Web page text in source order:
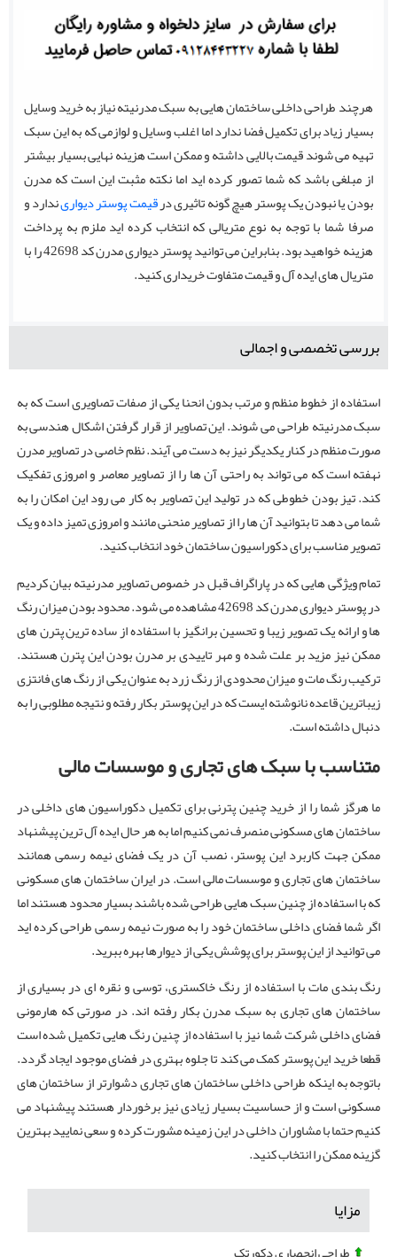
هرچند طراحی داخلی ساختمان هایی به سبک مدرنیته نیاز به خرید وسایل
بسیار زیاد برای تکمیل فضا ندارد اما اغلب وسایل و لوازمی که به این سبک
تهیه می شوند قیمت بالایی داشته و ممکن است هزینه نهایی بسیار بیشتر
از مبلغی باشد که شما تصور کرده اید اما نکته مثبت این است که مدرن
بودن یا نبودن یک پوستر هیچ گونه تاثیری درقیمت پوستر دیواریندارد و
صرفا شما با توجه به نوع متریالی که انتخاب کرده اید ملزم به پرداخت
هزینه خواهید بود. بنابراین می توانید پوستر دیواری مدرن کد 42698 را با
متریال های ایده آل و قیمت متفاوت خریداری کنید.
بررسی تخصصی و اجمالی
استفاده از خطوط منظم و مرتب بدون انحنا یکی از صفات تصاویری است که به
سبک مدرنیته طراحی می شوند. این تصاویر از قرار گرفتن اشکال هندسی به
صورت منظم در کنار یکدیگر نیز به دست می آیند. نظم خاصی در تصاویر مدرن
نهفته است که می تواند به راحتی آن ها را از تصاویر معاصر و امروزی تفکیک
کند. تیز بودن خطوطی که در تولید این تصاویر به کار می رود این امکان را به
شما می دهد تا بتوانید آن ها را از تصاویر منحنی مانند و امروزی تمیز داده و یک
تصویر مناسب برای دکوراسیون ساختمان خود انتخاب کنید.
تمام ویژگی هایی که در پاراگراف قبل در خصوص تصاویر مدرنیته بیان کردیم
در پوستر دیواری مدرن کد 42698 مشاهده می شود. محدود بودن میزان رنگ
ها و ارائه یک تصویر زیبا و تحسین برانگیز با استفاده از ساده ترین پترن های
ممکن نیز مزید بر علت شده و مهر تاییدی بر مدرن بودن این پترن هستند.
ترکیب رنگ مات و میزان محدودی از رنگ زرد به عنوان یکی از رنگ های فانتزی
زیباترین قاعده نانوشته ایست که در این پوستر بکار رفته و نتیجه مطلوبی را به
دنبال داشته است.
متناسب با سبک های تجاری و موسسات مالی
ما هرگز شما را از خرید چنین پترنی برای تکمیل دکوراسیون های داخلی در
ساختمان های مسکونی منصرف نمی کنیم اما به هر حال ایده آل ترین پیشنهاد
ممکن جهت کاربرد این پوستر، نصب آن در یک فضای نیمه رسمی همانند
ساختمان های تجاری و موسسات مالی است. در ایران ساختمان های مسکونی
که با استفاده از چنین سبک هایی طراحی شده باشند بسیار محدود هستند اما
اگر شما فضای داخلی ساختمان خود را به صورت نیمه رسمی طراحی کرده اید
می توانید از این پوستر برای پوشش یکی از دیوارها بهره ببرید.
رنگ بندی مات با استفاده از رنگ خاکستری، توسی و نقره ای در بسیاری از
ساختمان های تجاری به سبک مدرن بکار رفته اند. در صورتی که هارمونی
فضای داخلی شرکت شما نیز با استفاده از چنین رنگ هایی تکمیل شده است
قطعا خرید این پوستر کمک می کند تا جلوه بهتری در فضای موجود ایجاد گردد.
باتوجه به اینکه طراحی داخلی ساختمان های تجاری دشوارتر از ساختمان های
مسکونی است و از حساسیت بسیار زیادی نیز برخوردار هستند پیشنهاد می
کنیم حتما با مشاوران داخلی در این زمینه مشورت کرده و سعی نمایید بهترین
گزینه ممکن را انتخاب کنید.
مزایا